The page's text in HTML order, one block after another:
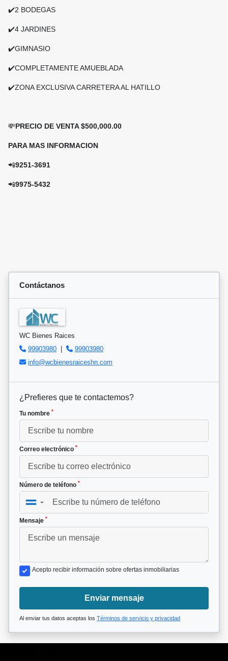
✔️2 BODEGAS
✔️4 JARDINES
✔️GIMNASIO
✔️COMPLETAMENTE AMUEBLADA
✔️ZONA EXCLUSIVA CARRETERA AL HATILLO
💸PRECIO DE VENTA $500,000.00
PARA MAS INFORMACION
📲9251-3691
📲9975-5432
Contáctanos
WC Bienes Raices
99903980 |
99903980
info@wcbienesraiceshn.com
¿Prefieres que te contactemos?
Tu nombre *
Correo electrónico *
Número de teléfono *
▼
Mensaje *
Acepto recibir información sobre ofertas inmobiliarias
Enviar mensaje
Al enviar tus datos aceptas los Términos de servicio y privacidad